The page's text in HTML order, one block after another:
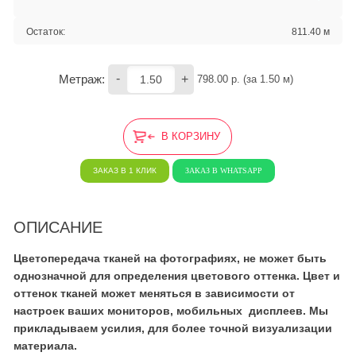
Остаток: 811.40 м
Метраж: - + 798.00 р. (за 1.50 м)
В КОРЗИНУ
ЗАКАЗ В 1 КЛИК ЗАКАЗ В WHATSAPP
ОПИСАНИЕ
Цветопередача тканей на фотографиях, не может быть
однозначной для определения цветового оттенка. Цвет и
оттенок тканей может меняться в зависимости от
настроек ваших мониторов, мобильных дисплеев. Мы
прикладываем усилия, для более точной визуализации
материала.